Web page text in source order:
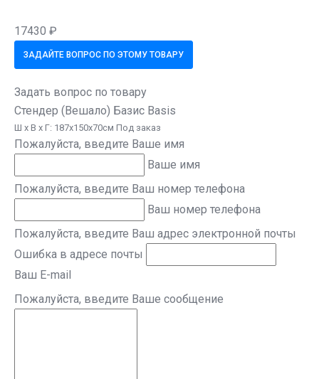
17430 ₽
ЗАДАЙТЕ ВОПРОС ПО ЭТОМУ ТОВАРУ
Задать вопрос по товару
Стендер (Вешало) Базис Basis
Ш х В х Г: 187х150х70см Под заказ
Пожалуйста, введите Ваше имя
Ваше имя
Пожалуйста, введите Ваш номер телефона
Ваш номер телефона
Пожалуйста, введите Ваш адрес электронной почты
Ошибка в адресе почты
Ваш E-mail
Пожалуйста, введите Ваше сообщение